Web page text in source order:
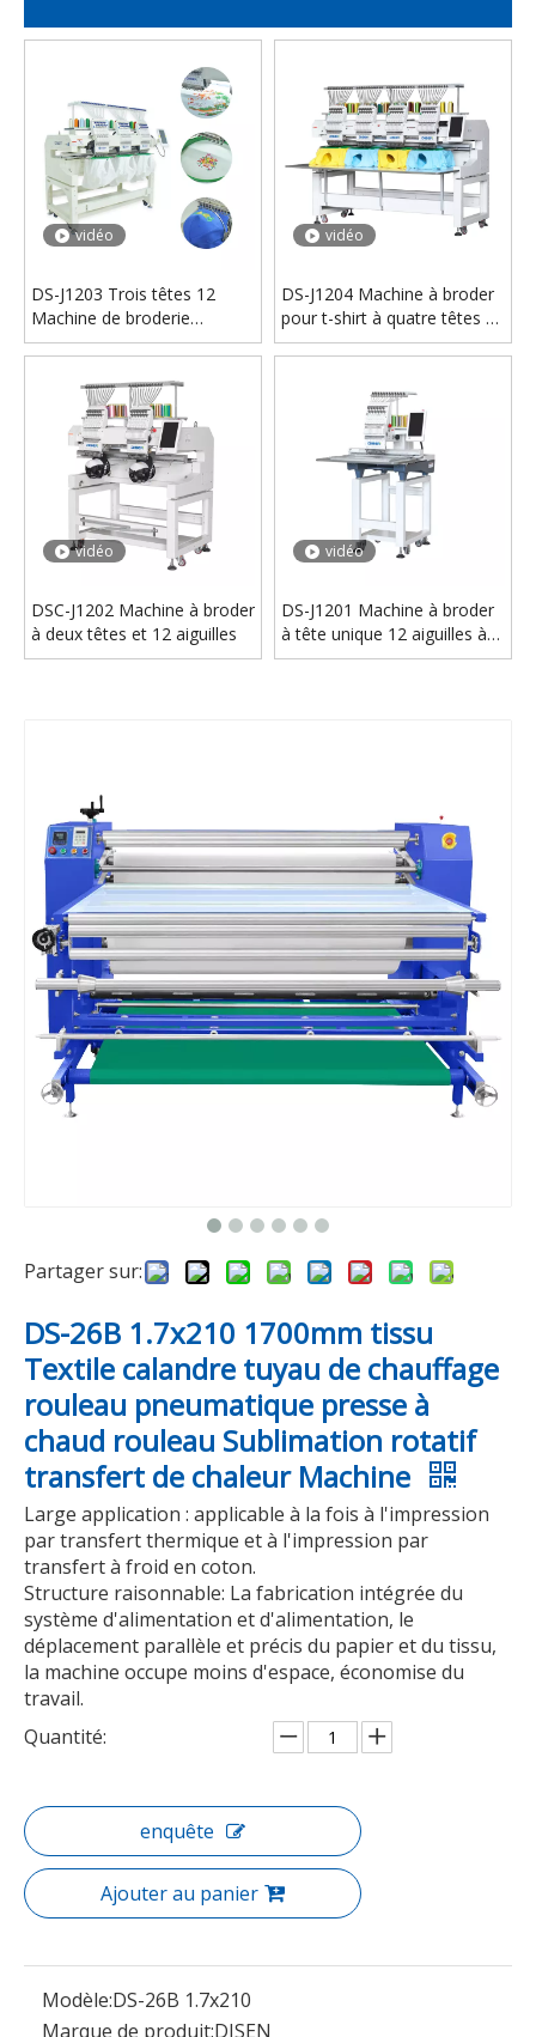
DS-26B 1.8x600 rouleau multifonction pour rouler la Machine de presse de transfert de chaleur de rouleau de Textile de tissu de Sublimation de calendrier
vidéo
DS-J1203 Trois têtes 12
Machine de broderie
d'aiguilles
vidéo
DS-J1204 Machine à broder
pour t-shirt à quatre têtes et
12 aiguilles
vidéo
DSC-J1202 Machine à broder
à deux têtes et 12 aiguilles
vidéo
DS-J1201 Machine à broder
à tête unique 12 aiguilles à
vendre
Partager sur:
DS-26B 1.7x210 1700mm tissu
Textile calandre tuyau de chauffage
rouleau pneumatique presse à
chaud rouleau Sublimation rotatif
transfert de chaleur Machine
Large application : applicable à la fois à l'impression
par transfert thermique et à l'impression par
transfert à froid en coton.
Structure raisonnable: La fabrication intégrée du
système d'alimentation et d'alimentation, le
déplacement parallèle et précis du papier et du tissu,
la machine occupe moins d'espace, économise du
travail.
Quantité:
enquête
Ajouter au panier
Modèle:DS-26B 1.7x210
Marque de produit:DISEN